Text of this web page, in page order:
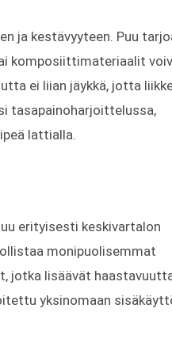
ja kestävyyteen. Puu
komposiittimateriaalit
ei liian jäykkä, jotta
tasapainoharjoittelussa,
lattialla.
erityisesti keskivartalon
monipuolisemmat
jotka lisäävät
yksinomaan